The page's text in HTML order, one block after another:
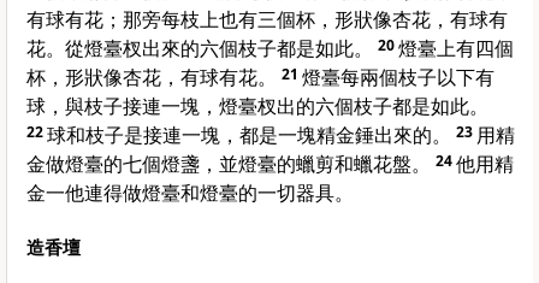
有球有花；那旁每枝上也有三個杯，形狀像杏花，有球有
花。從燈臺杈出來的六個枝子都是如此。
20燈臺上有四個
杯，形狀像杏花，有球有花。
21 燈臺每兩個枝子以下有
球，與枝子接連一塊，燈臺杈出的六個枝子都是如此。
22球和枝子是接連一塊，都是一塊精金錘出來的。 23 用精
金做燈臺的七個燈盞，並燈臺的蠟剪和蠟花盤。
24他用精
金一他連得做燈臺和燈臺的一切器具。
造香壇